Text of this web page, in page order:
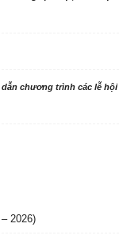
chương trình các lễ hội
2026)